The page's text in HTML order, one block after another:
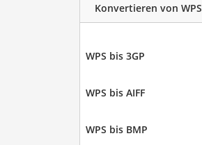
Konvertieren von WPS
WPS bis 3GP
WPS bis AIFF
WPS bis BMP